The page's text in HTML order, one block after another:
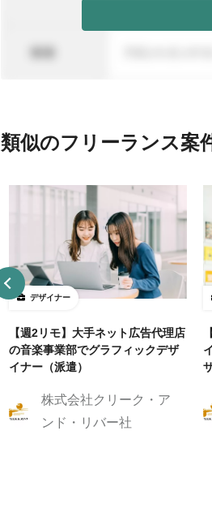
類似のフリーランス案
デザイナー
【週2リモ】大手ネット広告代理店
の音楽事業部でグラフィックデザ
イナー（派遣）
株式会社クリーク・ア
ンド・リバー社